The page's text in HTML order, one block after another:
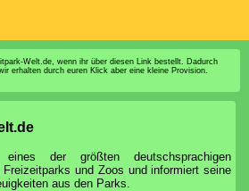
Welt.de, wenn ihr über diesen Link bestellt. Dadurch
erhalten durch euren Klick aber eine kleine Provision.
eines der größten deutschsprachigen
Freizeitparks und Zoos und informiert seine
aus den Parks.